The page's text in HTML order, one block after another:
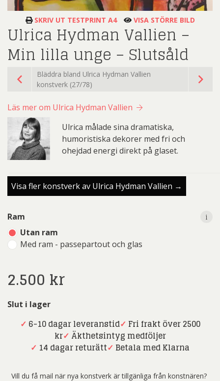
SKRIV UT TESTPRINT A4 VISA STÖRRE BILD
Ulrica Hydman Vallien –
Min lilla unge – Slutsåld
Bläddra bland Ulrica Hydman Vallien
konstverk (27/78)
Läs mer om Ulrica Hydman Vallien
Ulrica målade sina dramatiska,
humoristiska dekorer med fri och
ohejdad energi direkt på glaset.
Visa fler konstverk av Ulrica Hydman Vallien →
Ram
Utan ram
Med ram - passepartout och glas
i
2.500 kr
Slut i lager
✓ 6-10 dagar leveranstid✓ Fri frakt över 2500
kr✓ Äkthetsintyg medföljer
✓ 14 dagar returätt✓ Betala med Klarna
Vill du få mail när nya konstverk är tillgänliga från konstnären?